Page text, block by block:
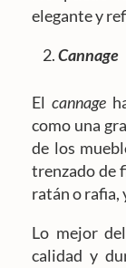
elegante y
Cannage
El cannage
como una
de los
trenzado de
ratán o rafia,
Lo mejor
calidad y